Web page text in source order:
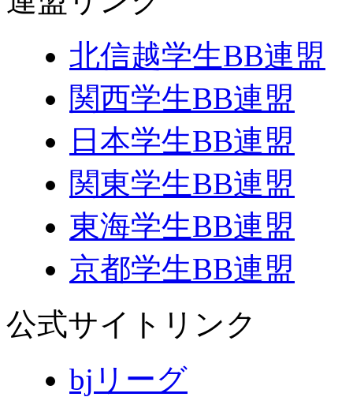
北信越学生BB連盟
関西学生BB連盟
日本学生BB連盟
関東学生BB連盟
東海学生BB連盟
京都学生BB連盟
公式サイトリンク
bjリーグ